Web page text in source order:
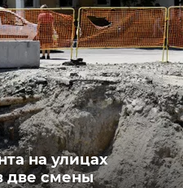
на улицах
две смены